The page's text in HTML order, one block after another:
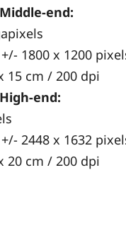
end:
1800 x 1200
15 cm / 200 dpi
end:
2448 x 1632
20 cm / 200 dpi